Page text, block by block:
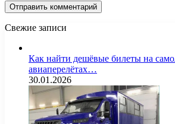
Свежие записи
Как найти дешёвые билеты на
авиаперелётах…
30.01.2026